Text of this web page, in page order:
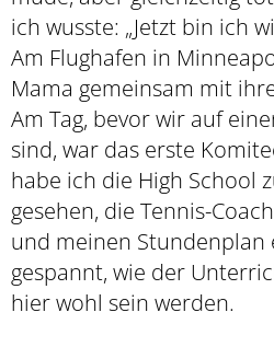
ich wusste: „Jetzt bin ich
Am Flughafen in
Mama gemeinsam mit
Am Tag, bevor wir auf
sind, war das erste
habe ich die High School
gesehen, die Tennis-
und meinen Stundenplan
gespannt, wie der
hier wohl sein werden.